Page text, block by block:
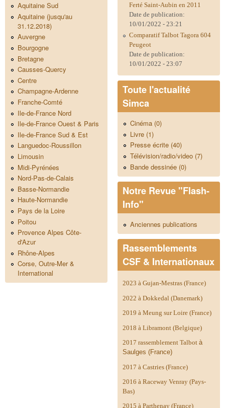
Aquitaine Sud
Aquitaine (jusqu'au
31.12.2018)
Auvergne
Bourgogne
Bretagne
Causses-Quercy
Centre
Champagne-Ardenne
Franche-Comté
Ile-de-France Nord
Ile-de-France Ouest & Paris
Ile-de-France Sud & Est
Languedoc-Roussillon
Limousin
Midi-Pyrénées
Nord-Pas-de-Calais
Basse-Normandie
Haute-Normandie
Pays de la Loire
Poitou
Provence Alpes Côte-
d'Azur
Rhône-Alpes
Corse, Outre-Mer &
International
Ferté Saint-Aubin en 2011
Date de publication:
10/01/2022 - 23:21
Comparatif Talbot Tagora 604
Peugeot
Date de publication:
10/01/2022 - 23:07
Toute l'actualité
Simca
Cinéma (0)
Livre (1)
Presse écrite (40)
Télévision/radio/video (7)
Bande dessinée (0)
Notre Revue "Flash-
Info"
Anciennes publications
Rassemblements
CSF & Internationaux
2023 à Gujan-Mestras (France)
2022 à Dokkedal (Danemark)
2019 à Meung sur Loire (France)
2018 à Libramont (Belgique)
2017 rassemblement Talbot à
Saulges (France)
2017 à Castries (France)
2016 à Raceway Venray (Pays-
Bas)
2015 à Parthenay (France)